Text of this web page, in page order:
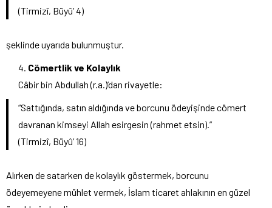
(Tirmizî, Büyû’ 4)
şeklinde uyarıda bulunmuştur.
Cömertlik ve Kolaylık
Câbir bin Abdullah (r.a.)’dan rivayetle:
“Sattığında, satın aldığında ve borcunu ödeyişinde cömert
davranan kimseyi Allah esirgesin (rahmet etsin).”
(Tirmizî, Büyû’ 16)
Alırken de satarken de kolaylık göstermek, borcunu
ödeyemeyene mühlet vermek, İslam ticaret ahlakının en güzel